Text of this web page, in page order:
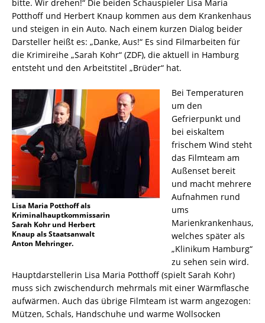
bitte. Wir drehen!“ Die beiden Schauspieler Lisa Maria
Potthoff und Herbert Knaup kommen aus dem Krankenhaus
und steigen in ein Auto. Nach einem kurzen Dialog beider
Darsteller heißt es: „Danke, Aus!“ Es sind Filmarbeiten für
die Krimireihe „Sarah Kohr“ (ZDF), die aktuell in Hamburg
entsteht und den Arbeitstitel „Brüder“ hat.
Lisa Maria Potthoff als
Kriminalhauptkommissarin
Sarah Kohr und Herbert
Knaup als Staatsanwalt
Anton Mehringer.
Bei Temperaturen
um den
Gefrierpunkt und
bei eiskaltem
frischem Wind steht
das Filmteam am
Außenset bereit
und macht mehrere
Aufnahmen rund
ums
Marienkrankenhaus,
welches später als
„Klinikum Hamburg“
zu sehen sein wird.
Hauptdarstellerin Lisa Maria Potthoff (spielt Sarah Kohr)
muss sich zwischendurch mehrmals mit einer Wärmflasche
aufwärmen. Auch das übrige Filmteam ist warm angezogen:
Mützen, Schals, Handschuhe und warme Wollsocken